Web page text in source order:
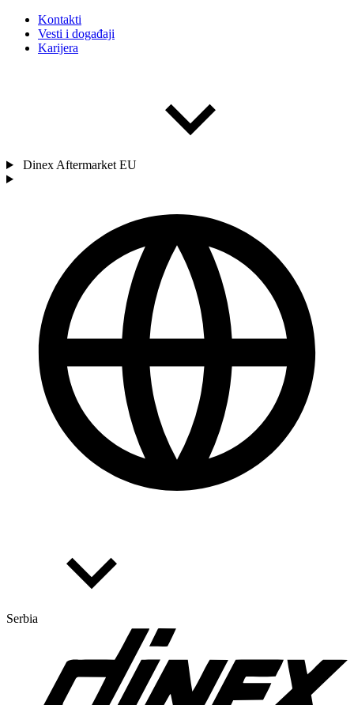
Kontakti
Vesti i događaji
Karijera
Dinex Aftermarket EU
Serbia